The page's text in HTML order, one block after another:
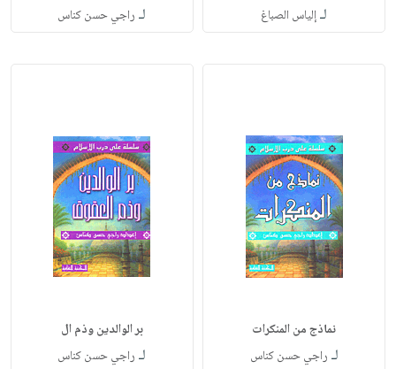
لـإلياس الصباغ لـ راجي حسن كناس
نماذج من المنكرات
لـ راجي حسن كناس
بر الوالدين وذم ال
لـ راجي حسن كناس